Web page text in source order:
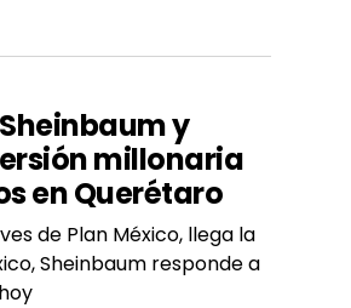
y
millonaria
en Querétaro
de Plan México, llega la
Sheinbaum responde a